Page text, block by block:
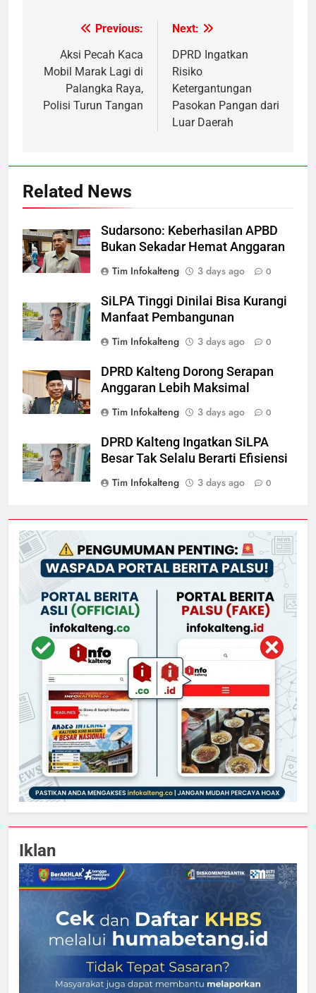
navigation
Previous:
Aksi Pecah Kaca
Mobil Marak Lagi di
Palangka Raya,
Polisi Turun Tangan
Next:
DPRD Ingatkan
Risiko
Ketergantungan
Pasokan Pangan dari
Luar Daerah
Related News
Sudarsono: Keberhasilan APBD
Bukan Sekadar Hemat Anggaran
Tim Infokalteng
3 days ago 0
SiLPA Tinggi Dinilai Bisa Kurangi
Manfaat Pembangunan
Tim Infokalteng
3 days ago 0
DPRD Kalteng Dorong Serapan
Anggaran Lebih Maksimal
Tim Infokalteng
3 days ago 0
DPRD Kalteng Ingatkan SiLPA
Besar Tak Selalu Berarti Efisiensi
Tim Infokalteng
3 days ago 0
Iklan